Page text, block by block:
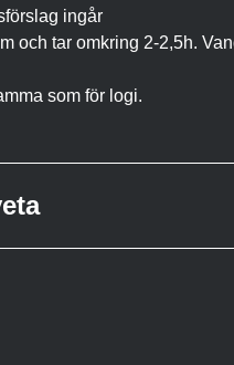
ingår
och tar omkring 2-2,5h.
som för logi.